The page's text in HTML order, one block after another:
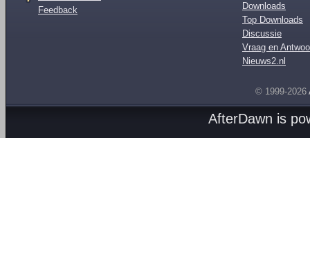
Feedback
Downloads
Top Downloads
Discussie
Vraag en
Nieuws2.nl
© 1999-2026
AfterDawn is